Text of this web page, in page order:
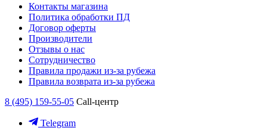
Контакты магазина
Политика обработки ПД
Договор оферты
Производители
Отзывы о нас
Сотрудничество
Правила продажи из-за рубежа
Правила возврата из-за рубежа
8 (495) 159-55-05 Call-центр
Telegram